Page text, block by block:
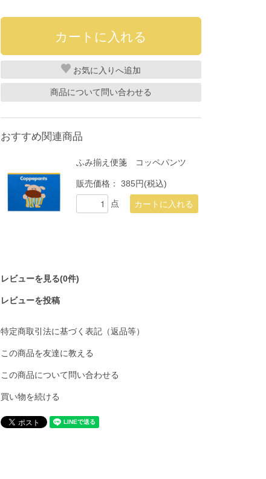
お気に入り
商品について問い合わせる
おすすめ関連商品
ふみ揃え便箋 コッペパンツ
販売価格：385円(税込)
点
レビューを見る(0件)
レビューを投稿
特定商取引法に基づく表記（返品等）
この商品を友達に教える
この商品について問い合わせる
買い物を続ける